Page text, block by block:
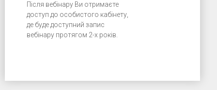
Після вебінару Ви отримаєте
доступ до особистого кабінету,
де буде доступний запис
вебінару протягом 2-х років.